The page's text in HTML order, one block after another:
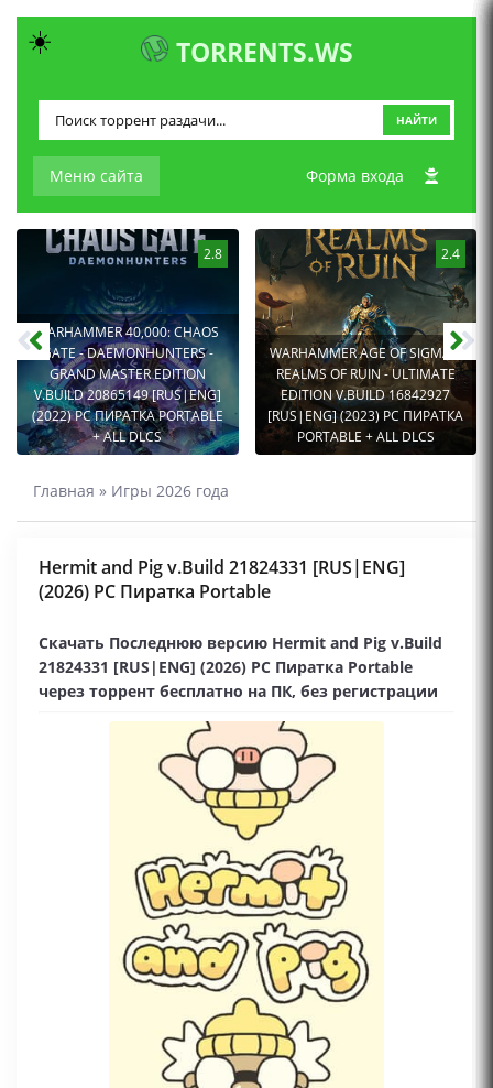
TORRENTS.WS
Меню сайта
НАЙТИ
Форма входа
2.8
WARHAMMER 40,000: CHAOS
GATE - DAEMONHUNTERS -
GRAND MASTER EDITION
V.BUILD 20865149 [RUS|ENG]
(2022) PC ПИРАТКА PORTABLE
+ ALL DLCS
2.4
WARHAMMER AGE OF SIGMAR:
REALMS OF RUIN - ULTIMATE
EDITION V.BUILD 16842927
[RUS|ENG] (2023) PC ПИРАТКА
PORTABLE + ALL DLCS
Главная » Игры 2026 года
Hermit and Pig v.Build 21824331 [RUS|ENG]
(2026) PC Пиратка Portable
Скачать Последнюю версию Hermit and Pig v.Build
21824331 [RUS|ENG] (2026) PC Пиратка Portable
через торрент бесплатно на ПК, без регистрации
☀️